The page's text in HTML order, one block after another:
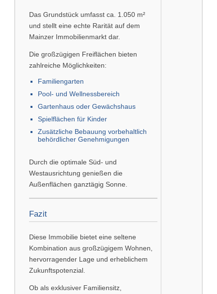
Das Grundstück umfasst ca. 1.050 m²
und stellt eine echte Rarität auf dem
Mainzer Immobilienmarkt dar.
Die großzügigen Freiflächen bieten
zahlreiche Möglichkeiten:
Familiengarten
Pool- und Wellnessbereich
Gartenhaus oder Gewächshaus
Spielflächen für Kinder
Zusätzliche Bebauung vorbehaltlich
behördlicher Genehmigungen
Durch die optimale Süd- und
Westausrichtung genießen die
Außenflächen ganztägig Sonne.
Fazit
Diese Immobilie bietet eine seltene
Kombination aus großzügigem Wohnen,
hervorragender Lage und erheblichem
Zukunftspotenzial.
Ob als exklusiver Familiensitz,